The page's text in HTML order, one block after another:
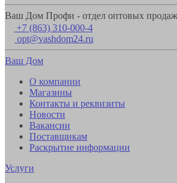
Ваш Дом Профи - отдел оптовых продаж
+7 (863) 310-000-4
opt@vashdom24.ru
Ваш Дом
О компании
Магазины
Контакты и реквизиты
Новости
Вакансии
Поставщикам
Раскрытие информации
Услуги